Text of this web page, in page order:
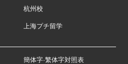
杭州校
上海プチ留学
簡体字·繁体字対照表